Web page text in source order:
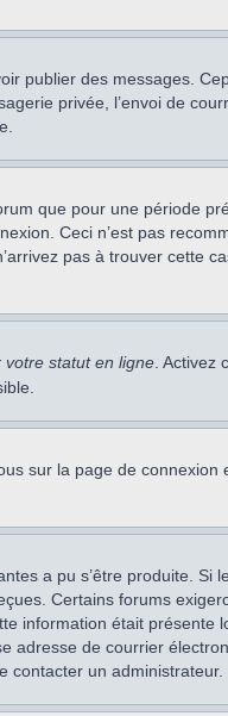
publier des messages.
privée, l’envoi de
que pour une période
Ceci n’est pas
pas à trouver cette
votre statut en ligne .
sur la page de connexion
a pu s’être produite. Si
Certains forums
information était présente
adresse de courrier
contacter un administrateur.